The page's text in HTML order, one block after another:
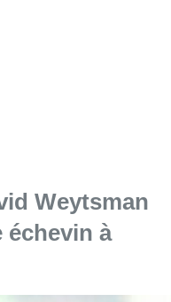
Weytsman
échevin à